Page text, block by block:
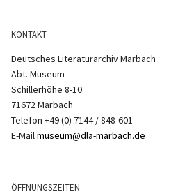
KONTAKT
Deutsches Literaturarchiv Marbach
Abt. Museum
Schillerhöhe 8-10
71672 Marbach
Telefon +49 (0) 7144 / 848-601
E-Mail museum@dla-marbach.de
ÖFFNUNGSZEITEN